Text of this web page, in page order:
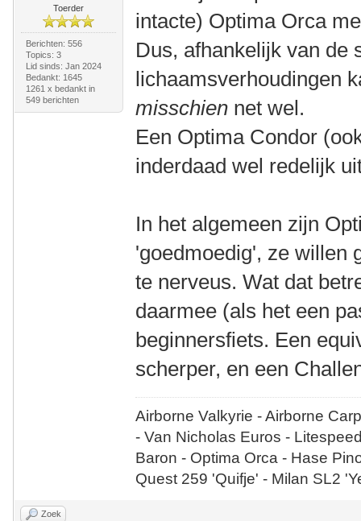
Toerder
Berichten: 556
Topics: 3
Lid sinds: Jan 2024
Bedankt: 1645
1261 x bedankt in
549 berichten
intacte) Optima Orca
Dus, afhankelijk van de
lichaamsverhoudingen
misschien net wel.
Een Optima Condor
inderdaad wel redelijk
In het algemeen zijn
'goedmoedig', ze willen
te nerveus. Wat dat
daarmee (als het een
beginnersfiets. Een
scherper, en een
Airborne Valkyrie - Airborne
- Van Nicholas Euros -
Baron - Optima Orca - Hase
Quest 259 'Quifje' - Milan SL2
Zoek